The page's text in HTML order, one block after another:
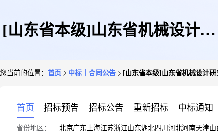
[山东省本级]山东省机械设计研
您当前的位置： 首页 中标｜合同公告 [山东省本级]山东省机械设计
首页 招标预告 招标公告 重新招标 中标通知
省份地区： 北京广东 上海江苏浙江山东湖北四川 河北河南天津山